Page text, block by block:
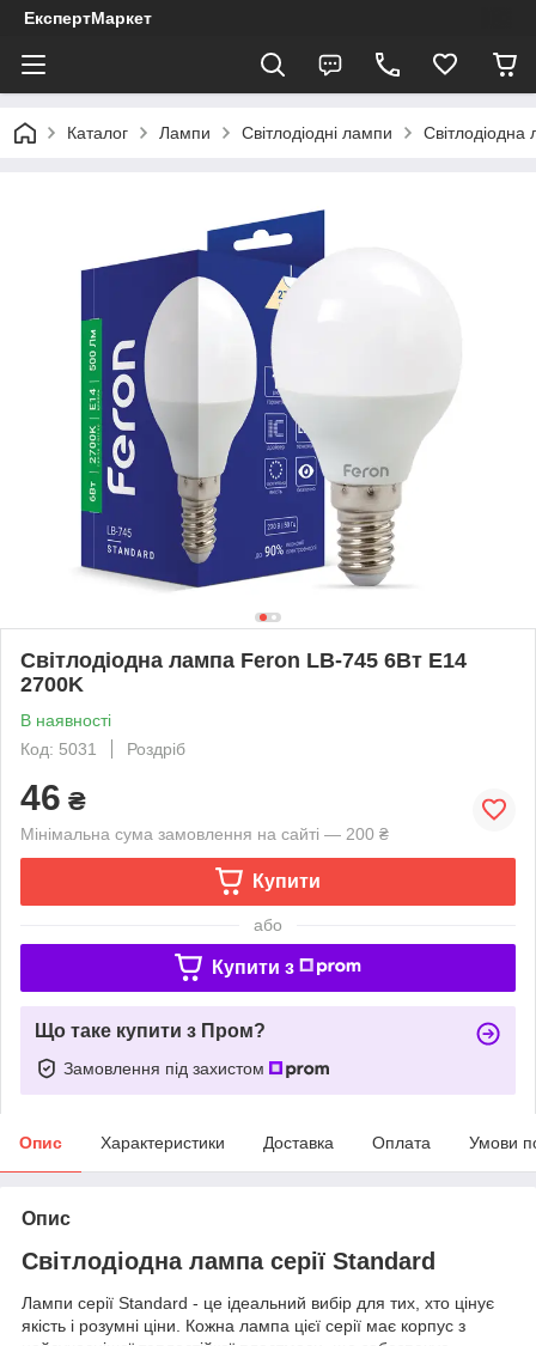
ЕкспертМаркет
Каталог Лампи Світлодіодні лампи
Світлодіодна лампа Feron LB-745 6Вт E14
2700K
В наявності
Код: 5031
Роздріб
46 ₴
Мінімальна сума замовлення на сайті — 200 ₴
Купити
або
Купити з
Що таке купити з Пром?
Замовлення під захистом
Опис Характеристики Доставка Оплата Умови
Опис
Світлодіодна лампа серії Standard
Лампи серії Standard - це ідеальний вибір для тих, хто цінує
якість і розумні ціни. Кожна лампа цієї серії має корпус з